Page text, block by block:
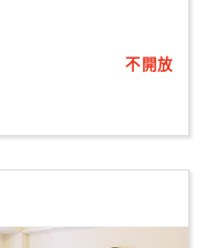
不開放